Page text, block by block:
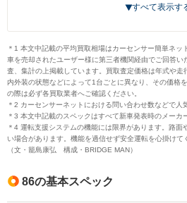
GT：上級グレード
GTリミテッド：最上級グレード
スタイル Cb：楕円型ヘッドラ
装が施されたグレード
そのほか、GTやGTリミテッドを
車がたびたび登場しました。
またトヨタのスポーツカーシリ
スポーツ」「GRMN」が販売さ
タ・レーシング・デプロイメン
すべて表示す
＊1 本文中記載の平均買取相場はカーセンサー簡単ネ
車を売却されたユーザー様に第三者機関経由でご回答い
査、集計の上掲載しています。買取査定価格は年式や
内外装の状態などによって1台ごとに異なり、その価格
の際は必ず各買取業者へご確認ください。
＊2 カーセンサーネットにおける問い合わせ数などで人
＊3 本文中記載のスペックはすべて新車発表時のメーカ
＊4 運転支援システムの機能には限界があります。路面
い場合があります。機能を過信せず安全運転を心掛けて
（文・籠島康弘 構成・BRIDGE MAN）
86の基本スペック